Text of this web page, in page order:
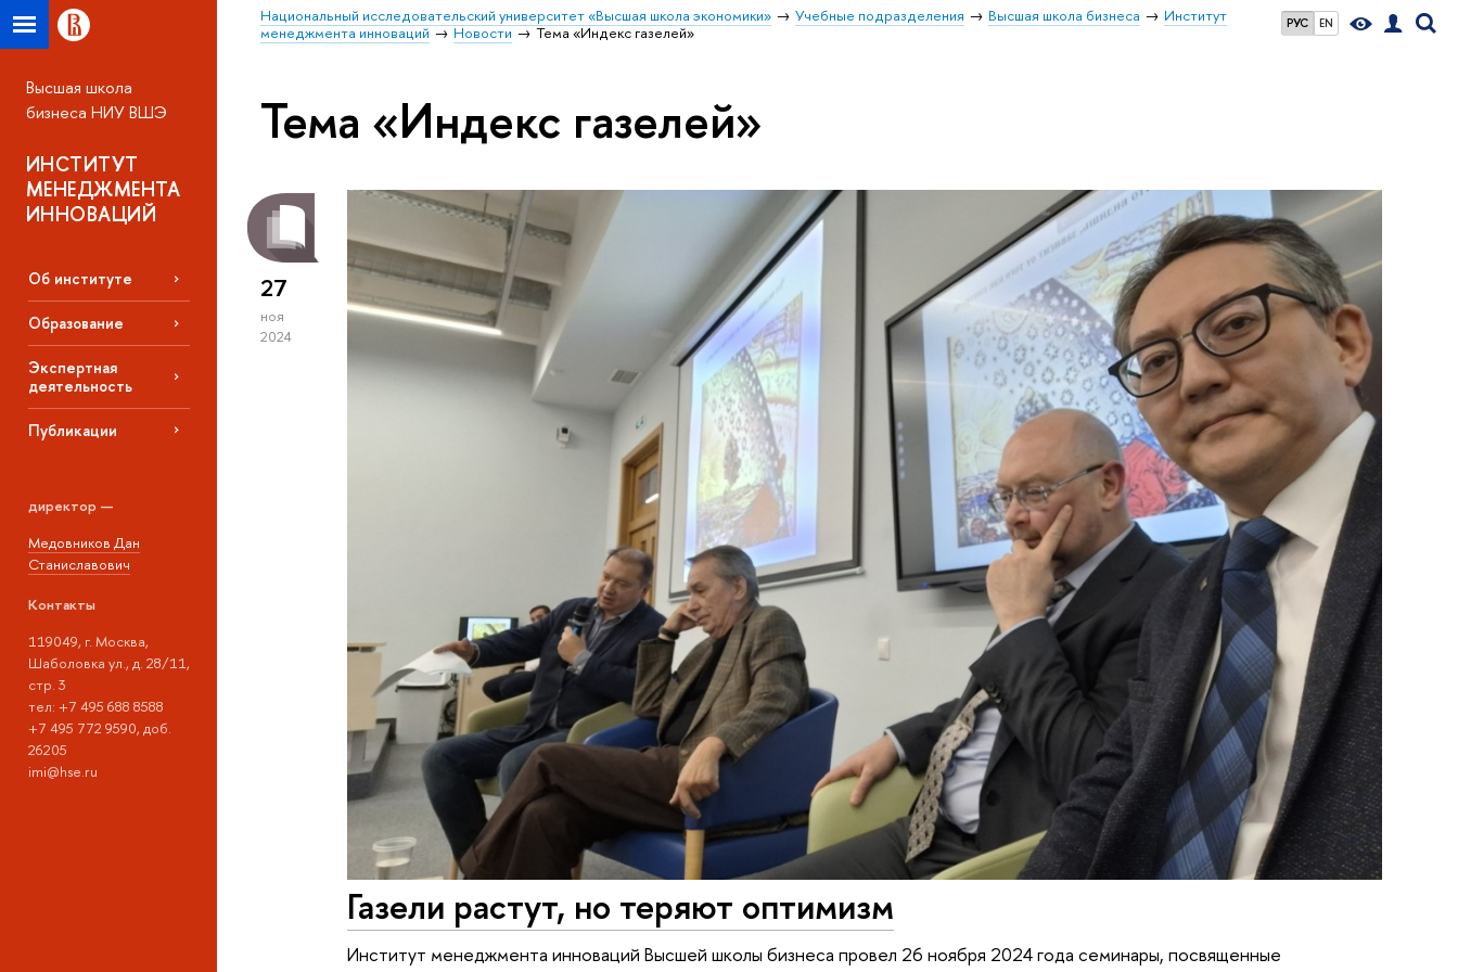
РУС EN
Национальный исследовательский университет «Высшая школа экономики» Учебные подразделения Высшая школа бизнеса
Институт
менеджмента инноваций
Новости Тема «Индекс газелей»
Высшая школа
бизнеса НИУ ВШЭ
ИНСТИТУТ
МЕНЕДЖМЕНТА
ИННОВАЦИЙ
Об институте
Образование
Экспертная
деятельность
Публикации
директор —
Медовников Дан
Станиславович
Контакты
119049, г. Москва,
Шаболовка ул., д. 28/11,
стр. 3
тел: +7 495 688 8588
+7 495 772 9590, доб.
26205
imi@hse.ru
Тема «Индекс газелей»
27
ноя
2024
Газели растут, но теряют оптимизм
Институт менеджмента инноваций Высшей школы бизнеса провел 26 ноября 2024 года семинары, посвященные